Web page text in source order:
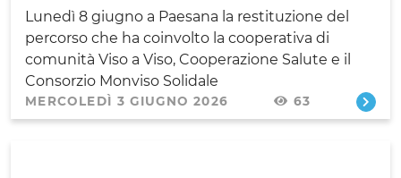
Lunedì 8 giugno a Paesana la restituzione del
percorso che ha coinvolto la cooperativa di
comunità Viso a Viso, Cooperazione Salute e il
Consorzio Monviso Solidale
MERCOLEDÌ 3 GIUGNO 2026 63